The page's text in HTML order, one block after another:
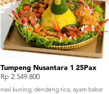
Tumpeng Nusantara 1 25Pax
Rp 2.549.800
nasi kuning, dendeng rica, ayam bakar